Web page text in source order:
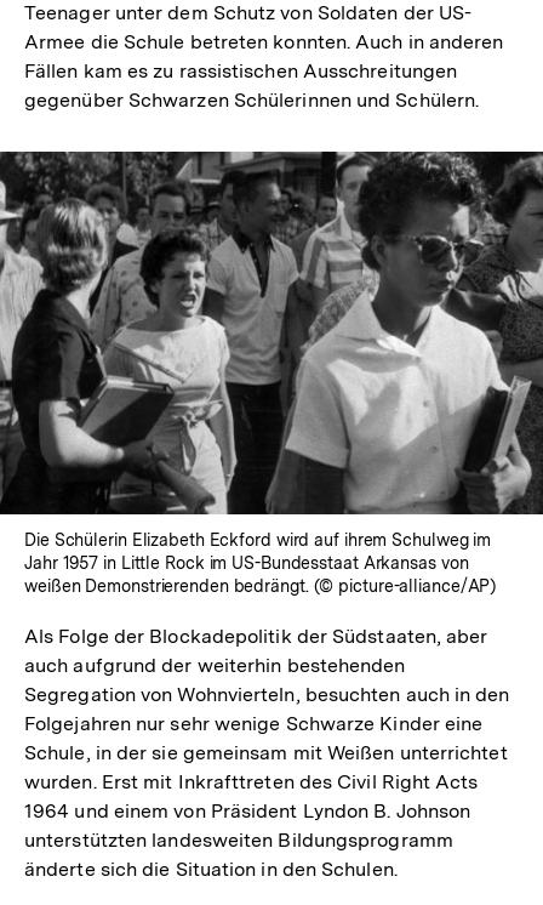
Teenager unter dem Schutz von Soldaten der US-
Armee die Schule betreten konnten. Auch in anderen
Fällen kam es zu rassistischen Ausschreitungen
gegenüber Schwarzen Schülerinnen und Schülern.
Die Schülerin Elizabeth Eckford wird auf ihrem Schulweg im
Jahr 1957 in Little Rock im US-Bundesstaat Arkansas von
weißen Demonstrierenden bedrängt. (© picture-alliance/AP)
Als Folge der Blockadepolitik der Südstaaten, aber
auch aufgrund der weiterhin bestehenden
Segregation von Wohnvierteln, besuchten auch in den
Folgejahren nur sehr wenige Schwarze Kinder eine
Schule, in der sie gemeinsam mit Weißen unterrichtet
wurden. Erst mit Inkrafttreten des Civil Right Acts
1964 und einem von Präsident Lyndon B. Johnson
unterstützten landesweiten Bildungsprogramm
änderte sich die Situation in den Schulen.